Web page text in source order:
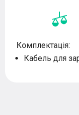
Комплектація:
Кабель для